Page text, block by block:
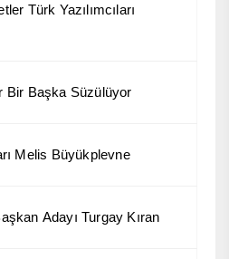
Türk Yazılımcıları
Bir Başka Süzülüyor
Melis Büyükplevne
Adayı Turgay Kıran